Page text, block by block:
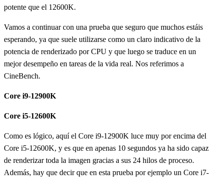
potente que el 12600K.
Vamos a continuar con una prueba que seguro que muchos estáis
esperando, ya que suele utilizarse como un claro indicativo de la
potencia de renderizado por CPU y que luego se traduce en un
mejor desempeño en tareas de la vida real. Nos referimos a
CineBench.
Core i9-12900K
Core i5-12600K
Como es lógico, aquí el Core i9-12900K luce muy por encima del
Core i5-12600K, y es que en apenas 10 segundos ya ha sido capaz
de renderizar toda la imagen gracias a sus 24 hilos de proceso.
Además, hay que decir que en esta prueba por ejemplo un Core i7-